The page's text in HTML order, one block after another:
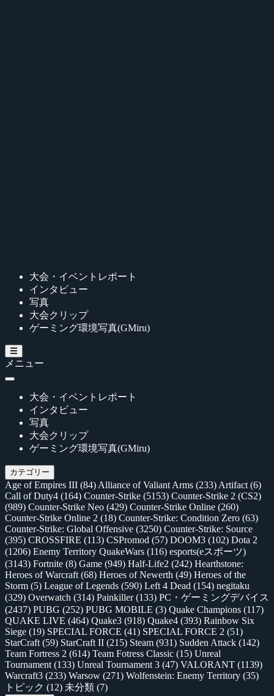
大会・イベントレポート
インタビュー
写真
大会クリップ
ゲーミング環境写真(GMiru)
メニュー
大会・イベントレポート
インタビュー
写真
大会クリップ
ゲーミング環境写真(GMiru)
カテゴリー
Age of Empires III (84) Alliance of Valiant Arms (233) Artifact (6)
Call of Duty4 (164) Counter-Strike (5153) Counter-Strike 2 (CS2)
(989) Counter-Strike Neo (429) Counter-Strike Online (260)
Counter-Strike Online 2 (18) Counter-Strike: Condition Zero (63)
Counter-Strike: Global Offensive (3250) Counter-Strike: Source
(395) CROSSFIRE (113) CSPromod (57) DOOM3 (102) Dota 2
(1206) Enemy Territory QuakeWars (116) esports(eスポーツ)
(3143) Fortnite (8) Game (949) Half-Life2 (242) Hearthstone:
Heroes of Warcraft (68) Heroes of Newerth (49) Heroes of the
Storm (5) League of Legends (590) Left 4 Dead (154) negitaku
(329) Overwatch (314) Painkiller(133) PC・ゲーミングデバイス
(2437) PUBG (252) PUBG MOBILE (3) Quake Champions (117)
QUAKE LIVE (464) Quake3 (918) Quake4 (393) Rainbow Six
Siege (19) SPECIAL FORCE (41) SPECIAL FORCE 2 (51)
StarCraft (59) StarCraft II (215) Steam (931) Sudden Attack (142)
Team Fortress 2 (614) Team Fotress Classic (15) Unreal
Tournament (133) Unreal Tournament 3 (47) VALORANT (1139)
Warcraft3 (233) Warsow (271) Wolfenstein: Enemy Territory (35)
トピック (12) 未分類 (7)